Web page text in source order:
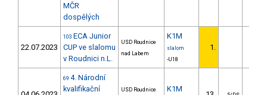
MČR
dospělých
22.07.2023
103 ECA Junior
CUP ve slalomu
v Roudnici n.L.
USD Roudnice
nad Labem
K1M
slalom
-U18
1.
69 4. Národní
kvalifikační
USD Roudnice
K1M